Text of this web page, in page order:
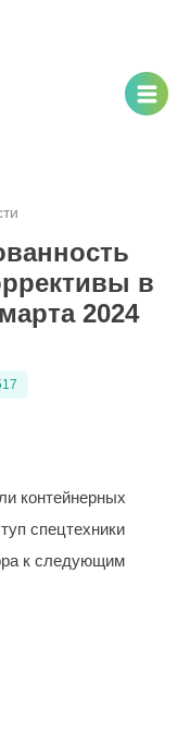
в
2024
контейнерных
спецтехники
к следующим